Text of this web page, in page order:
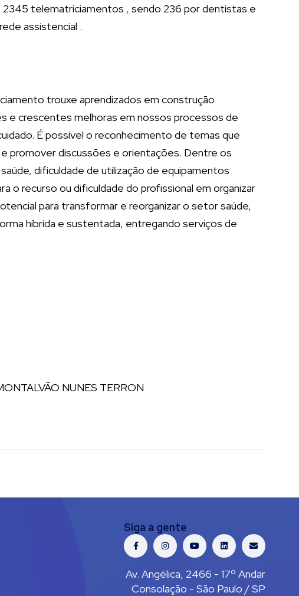
2345 telematriciamentos , sendo 236 por dentistas e
assistencial .
trouxe aprendizados em construção
e crescentes melhoras em nossos processos de
É possível o reconhecimento de temas que
promover discussões e orientações. Dentre os
dificuldade de utilização de equipamentos
o recurso ou dificuldade do profissional em organizar
para transformar e reorganizar o setor saúde,
híbrida e sustentada, entregando serviços de
NUNES TERRON
Siga a gente
Av. Angélica, 2466 - 17º Andar
Consolação - São Paulo / SP